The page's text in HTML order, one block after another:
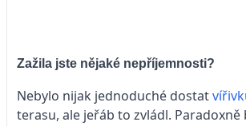
Zažila jste nějaké nepříjemnosti?
Nebylo nijak jednoduché dostat
terasu, ale jeřáb to zvládl. Paradoxně